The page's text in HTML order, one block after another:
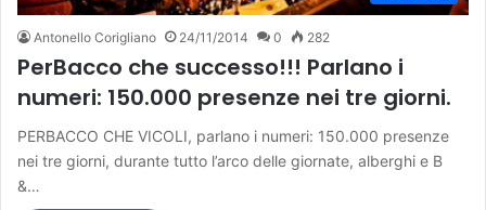
Antonello Corigliano 24/11/2014 0 282
PerBacco che successo!!! Parlano i
numeri: 150.000 presenze nei tre giorni.
PERBACCO CHE VICOLI, parlano i numeri: 150.000 presenze
nei tre giorni, durante tutto l’arco delle giornate, alberghi e B
&…